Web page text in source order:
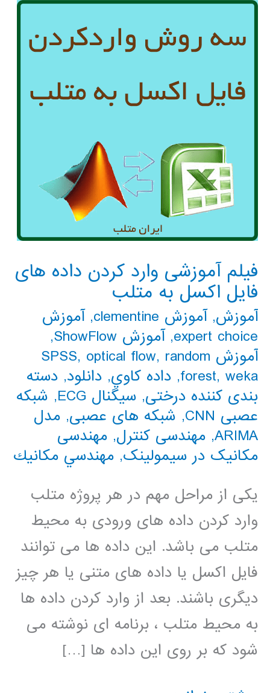
فیلم آموزشی وارد کردن داده های
فایل اکسل به متلب
آموزش,آموزش clementine ,آموزش
expert choice
,آموزش ShowFlow
,
آموزش SPSS
, optical flow, random
forest, weka
, داده كاوي, دانلود, دسته
بندی کننده درختی, سیگنال ECG , شبکه
عصبی CNN
, شبکه های عصبی, مدل
ARIMA
, مهندسی کنترل, مهندسی
مکانیک در سیمولینک, مهندسي مكانيك
یکی از مراحل مهم در هر پروژه متلب
وارد کردن داده های ورودی به محیط
متلب می باشد. این داده ها می توانند
فایل اکسل یا داده های متنی یا هر چیز
دیگری باشند. بعد از وارد کردن داده ها
به محیط متلب ، برنامه ای نوشته می
شود که بر روی این داده ها […]